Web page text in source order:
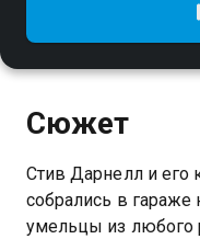
Сюжет
Стив Дарнелл и его
собрались в гараже
умельцы из любого